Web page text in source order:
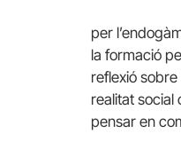
per
la formació
reflexió
realitat social
pensar en